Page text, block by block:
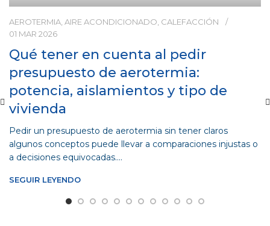
AEROTERMIA AIRE ACONDICIONADO CALEFACCIÓN
01 MAR 2026
Qué tener en cuenta al pedir
presupuesto de aerotermia:
potencia, aislamientos y tipo de
vivienda
Pedir un presupuesto de aerotermia sin tener claros
algunos conceptos puede llevar a comparaciones injustas o
a decisiones equivocadas....
SEGUIR LEYENDO